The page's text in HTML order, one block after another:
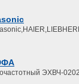
ЭХВЧ-